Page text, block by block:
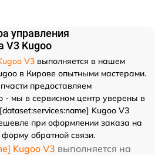
управления
V3 Kugoo
V3 выполняется в нашем
в Кирове опытными мастерами.
предоставляем
- мы в сервисном центр уверены в
Kugoo V3
при оформлении заказа на
обратной связи.
Kugoo V3 выполняется на